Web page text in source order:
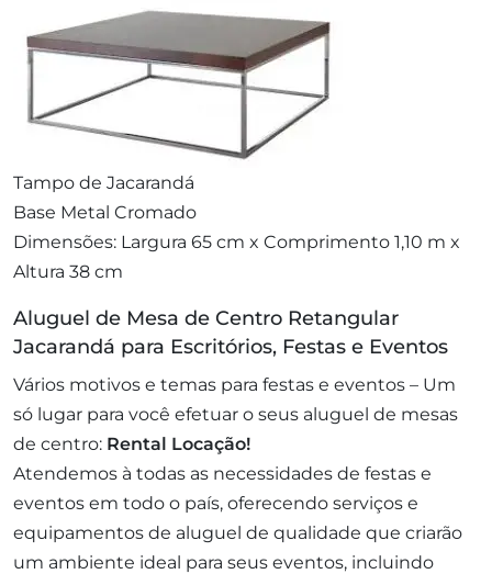
Tampo de Jacarandá
Base Metal Cromado
Dimensões: Largura 65 cm x Comprimento 1,10 m x
Altura 38 cm
Aluguel de Mesa de Centro Retangular
Jacarandá para Escritórios, Festas e Eventos
Vários motivos e temas para festas e eventos – Um
só lugar para você efetuar o seus aluguel de mesas
de centro: Rental Locação!
Atendemos à todas as necessidades de festas e
eventos em todo o país, oferecendo serviços e
equipamentos de aluguel de qualidade que criarão
um ambiente ideal para seus eventos, incluindo